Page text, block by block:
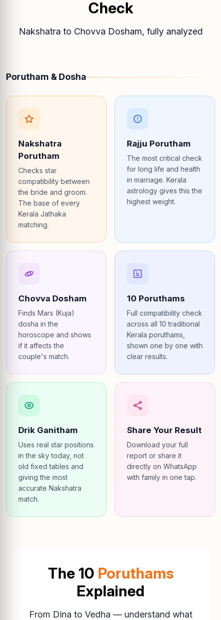
Check
Nakshatra to Chovva Dosham, fully analyzed
Porutham & Dosha
Nakshatra
Porutham
Checks star
compatibility between
the bride and groom.
The base of every
Kerala Jathaka
matching.
Rajju Porutham
The most critical check
for long life and health
in marriage. Kerala
astrology gives this the
highest weight.
Chovva Dosham
Finds Mars (Kuja)
dosha in the
horoscope and shows
if it affects the
couple's match.
10 Poruthams
Full compatibility check
across all 10 traditional
Kerala poruthams,
shown one by one with
clear results.
Drik Ganitham
Uses real star positions
in the sky today, not
old fixed tables and
giving the most
accurate Nakshatra
match.
Share Your Result
Download your full
report or share it
directly on WhatsApp
with family in one tap.
The 10 Poruthams
Explained
From Dina to Vedha — understand what